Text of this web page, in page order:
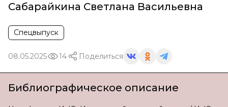
Сабарайкина Светлана Васильевна
Спецвыпуск
08.05.2025 14 Поделиться
Библиографическое описание